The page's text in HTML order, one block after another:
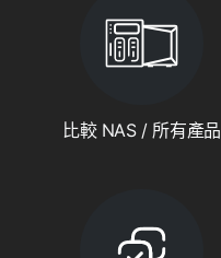
比較 NAS / 所有產品